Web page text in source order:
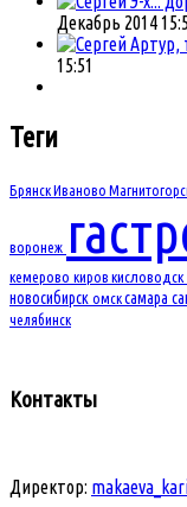
Декабрь 2014
Артур,
15:51
Теги
БрянскИваново
воронеж
кемерово киров кисловодск
новосибирск омсксамара
челябинск
Контакты
Директор: